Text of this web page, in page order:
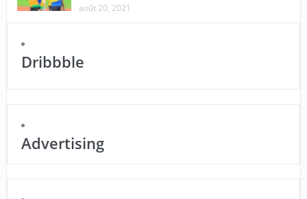
août 20, 2021
Dribbble
Advertising